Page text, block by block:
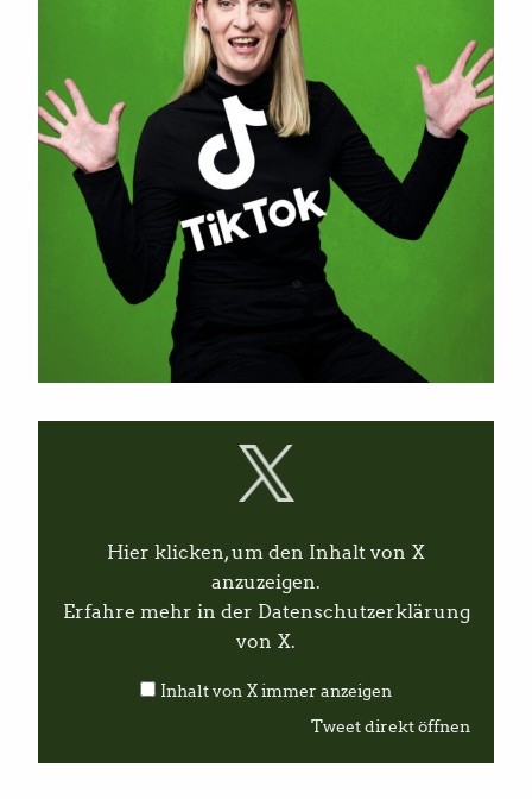
Hier klicken, um den Inhalt von X
anzuzeigen.
Erfahre mehr in der Datenschutzerklärung
von X.
Inhalt von X immer anzeigen
Tweet direkt öffnen